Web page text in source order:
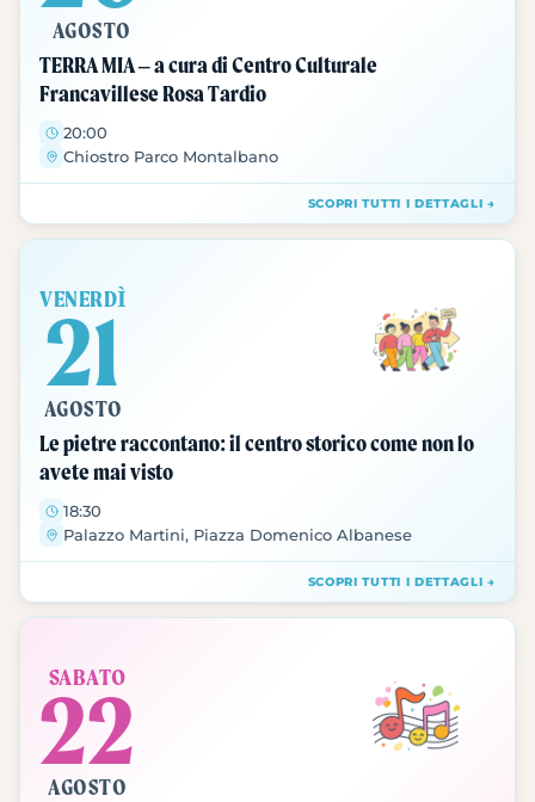
AGOSTO
TERRA MIA – a cura di Centro Culturale
Francavillese Rosa Tardio
20:00
Chiostro Parco Montalbano
SCOPRI TUTTI I DETTAGLI →
VENERDÌ
21
AGOSTO
Le pietre raccontano: il centro storico come non lo
avete mai visto
18:30
Palazzo Martini, Piazza Domenico Albanese
SCOPRI TUTTI I DETTAGLI →
SABATO
22
AGOSTO